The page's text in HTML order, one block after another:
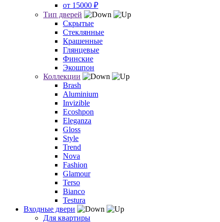
от 15000 ₽
Тип дверей
Скрытые
Стеклянные
Крашенные
Глянцевые
Финские
Экошпон
Коллекции
Brash
Aluminium
Invizible
Ecoshpon
Eleganza
Gloss
Style
Trend
Nova
Fashion
Glamour
Terso
Bianco
Testura
Входные двери
Для квартиры